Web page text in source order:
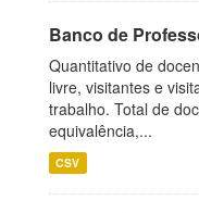
Banco de
Quantitativo de
livre, visitantes e
trabalho. Total de
equivalência,...
CSV